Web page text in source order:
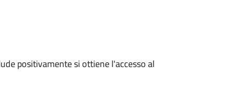
positivamente si ottiene l'accesso al